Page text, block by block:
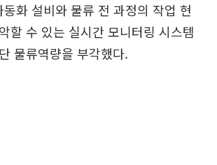
화 설비와 물류 전 과정의 작업 현
할 수 있는 실시간 모니터링 시스템
물류역량을 부각했다.